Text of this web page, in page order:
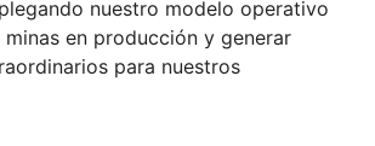
nuestro modelo operativo
en producción y generar
para nuestros